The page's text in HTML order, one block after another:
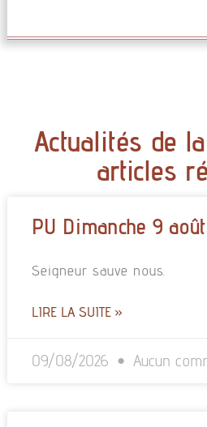
Actualités de
articles
PU Dimanche 9 août
Seigneur sauve nous.
LIRE LA SUITE »
09/08/2026 Aucun